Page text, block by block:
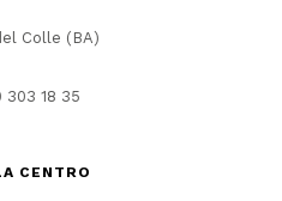
Colle (BA)
303 18 35
CENTRO